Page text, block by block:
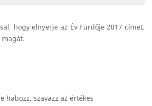
hogy elnyerje az Év Fürdője 2017 címet.
habozz, szavazz az értékes